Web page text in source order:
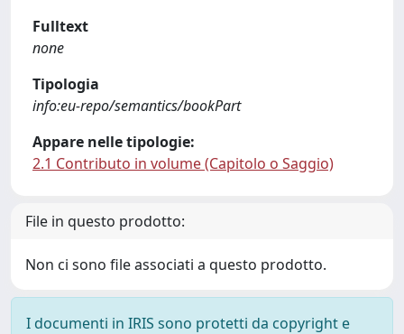
Fulltext
none
Tipologia
info:eu-repo/semantics/bookPart
Appare nelle tipologie:
2.1 Contributo in volume (Capitolo o Saggio)
File in questo prodotto:
Non ci sono file associati a questo prodotto.
I documenti in IRIS sono protetti da copyright e